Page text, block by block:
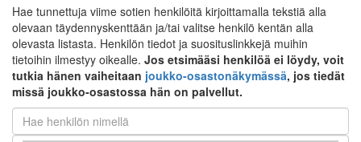
Hae tunnettuja viime sotien henkilöitä kirjoittamalla tekstiä alla
olevaan täydennyskenttään ja/tai valitse henkilö kentän alla
olevasta listasta. Henkilön tiedot ja suosituslinkkejä muihin
tietoihin ilmestyy oikealle. Jos etsimääsi henkilöä ei löydy, voit
tutkia hänen vaiheitaan joukko-osastonäkymässä, jos tiedät
missä joukko-osastossa hän on palvellut.